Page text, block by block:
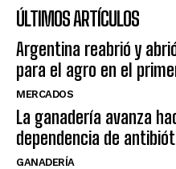
ÚLTIMOS ARTÍCULOS
Argentina reabrió y
para el agro en el
MERCADOS
La ganadería avanza
dependencia de
GANADERÍA